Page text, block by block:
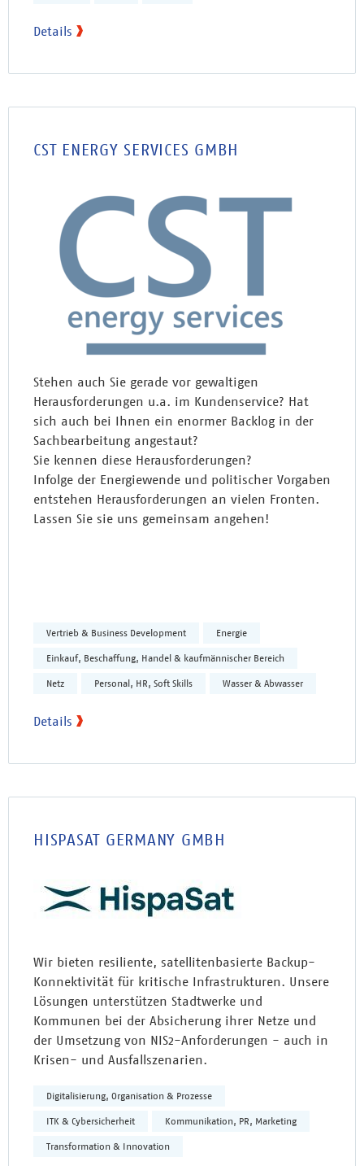
Details
CST ENERGY SERVICES GMBH
Stehen auch Sie gerade vor gewaltigen
Herausforderungen u.a. im Kundenservice? Hat
sich auch bei Ihnen ein enormer Backlog in der
Sachbearbeitung angestaut?
Sie kennen diese Herausforderungen?
Infolge der Energiewende und politischer Vorgaben
entstehen Herausforderungen an vielen Fronten.
Lassen Sie sie uns gemeinsam angehen!
Vertrieb & Business Development Energie
Einkauf, Beschaffung, Handel & kaufmännischer Bereich
Netz Personal, HR, Soft Skills Wasser & Abwasser
Details
HISPASAT GERMANY GMBH
Wir bieten resiliente, satellitenbasierte Backup-
Konnektivität für kritische Infrastrukturen. Unsere
Lösungen unterstützen Stadtwerke und
Kommunen bei der Absicherung ihrer Netze und
der Umsetzung von NIS2-Anforderungen - auch in
Krisen- und Ausfallszenarien.
Digitalisierung, Organisation & Prozesse
ITK & Cybersicherheit Kommunikation, PR, Marketing
Transformation & Innovation